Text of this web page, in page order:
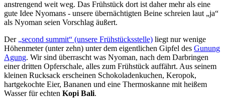
anstrengend weit weg. Das Frühstück dort ist daher mehr als eine
gute Idee Nyomans - unsere übernächtigten Beine schreien laut
ja
als Nyoman seien Vorschlag äußert.
Der second summit (unsere Frühstücksstelle) liegt nur wenige
Höhenmeter (unter zehn) unter dem eigentlichen Gipfel des Gunung
Agung. Wir sind überrascht was Nyoman, nach dem Darbringen
einer dritten Opferschale, alles zum Frühstück auffährt. Aus seinem
kleinen Rucksack erscheinen Schokoladenkuchen, Keropok,
hartgekochte Eier, Bananen und eine Thermoskanne mit heißem
Wasser für echten Kopi Bali.